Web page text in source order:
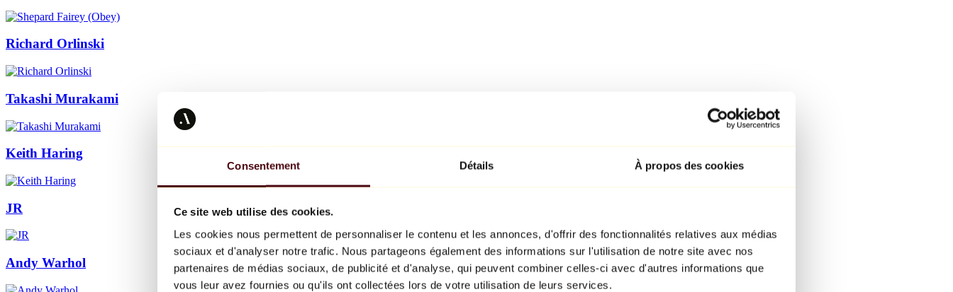
Consentement Détails À propos des cookies
Ce site web utilise des cookies.
Les cookies nous permettent de personnaliser le contenu et les annonces, d'offrir des fonctionnalités relatives aux médias
sociaux et d'analyser notre trafic. Nous partageons également des informations sur l'utilisation de notre site avec nos
partenaires de médias sociaux, de publicité et d'analyse, qui peuvent combiner celles-ci avec d'autres informations que
vous leur avez fournies ou qu'ils ont collectées lors de votre utilisation de leurs services.
Richard Orlinski
Takashi Murakami
Keith Haring
JR
Andy Warhol